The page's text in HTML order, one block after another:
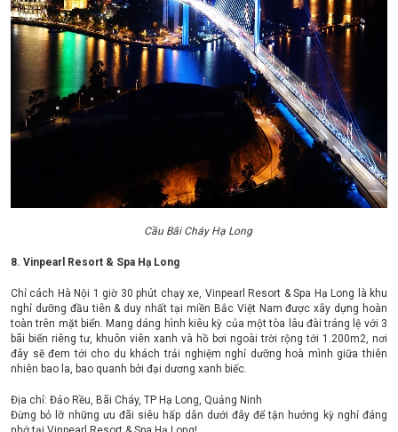
Cầu Bãi Cháy Hạ Long
8. Vinpearl Resort & Spa Hạ Long
Chỉ cách Hà Nội 1 giờ 30 phút chạy xe, Vinpearl Resort & Spa Hạ Long là khu
nghỉ dưỡng đầu tiên & duy nhất tại miền Bắc Việt Nam được xây dựng hoàn
toàn trên mặt biển. Mang dáng hình kiêu kỳ của một tòa lâu đài tráng lệ với 3
bãi biển riêng tư, khuôn viên xanh và hồ bơi ngoài trời rộng tới 1.200m2, nơi
đây sẽ đem tới cho du khách trải nghiệm nghỉ dưỡng hoà mình giữa thiên
nhiên bao la, bao quanh bởi đại dương xanh biếc.
Địa chỉ: Đảo Rều, Bãi Cháy, TP Hạ Long, Quảng Ninh
Đừng bỏ lỡ những ưu đãi siêu hấp dẫn dưới đây để tận hưởng kỳ nghỉ đáng